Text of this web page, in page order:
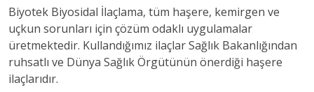
Biyotek Biyosidal İlaçlama, tüm haşere, kemirgen ve
uçkun sorunları için çözüm odaklı uygulamalar
üretmektedir. Kullandığımız ilaçlar Sağlık Bakanlığından
ruhsatlı ve Dünya Sağlık Örgütünün önerdiği haşere
ilaçlarıdır.